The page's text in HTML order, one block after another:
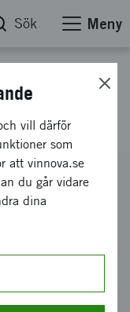
Sök Meny
vill därför
som
att vinnova.se
du går vidare
dina